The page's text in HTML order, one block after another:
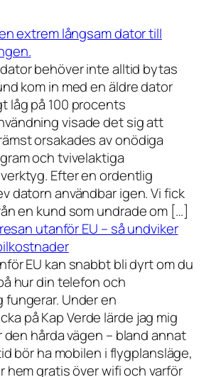
extrem långsam dator till
behöver inte alltid bytas
kom in med en äldre dator
låg på 100 procents
visade det sig att
orsakades av onödiga
och tvivelaktiga
Efter en ordentlig
datorn användbar igen. Vi fick
en kund som undrade om […]
utanför EU – så undviker
EU kan snabbt bli dyrt om du
hur din telefon och
fungerar. Under en
på Kap Verde lärde jag mig
den hårda vägen – bland annat
bör ha mobilen i flygplansläge,
hem gratis över wifi och varför